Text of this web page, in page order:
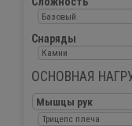
Базовый
Снаряды
Камни
ОСНОВНАЯ
Мышцы рук
Трицепс плеча